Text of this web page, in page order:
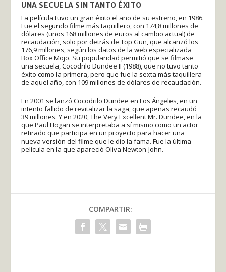
UNA SECUELA SIN TANTO ÉXITO
La película tuvo un gran éxito el año de su estreno, en 1986.
Fue el segundo filme más taquillero, con 174,8 millones de
dólares (unos 168 millones de euros al cambio actual) de
recaudación, solo por detrás de Top Gun, que alcanzó los
176,9 millones, según los datos de la web especializada
Box Office Mojo. Su popularidad permitió que se filmase
una secuela, Cocodrilo Dundee II (1988), que no tuvo tanto
éxito como la primera, pero que fue la sexta más taquillera
de aquel año, con 109 millones de dólares de recaudación.
En 2001 se lanzó Cocodrilo Dundee en Los Ángeles, en un
intento fallido de revitalizar la saga, que apenas recaudó
39 millones. Y en 2020, The Very Excellent Mr. Dundee, en la
que Paul Hogan se interpretaba a sí mismo como un actor
retirado que participa en un proyecto para hacer una
nueva versión del filme que le dio la fama. Fue la última
película en la que apareció Oliva Newton-John.
COMPARTIR: